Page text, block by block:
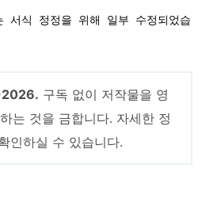
서식 정정을 위해 일부 수정되었습
2026. 구독 없이 저작물을 영
는 것을 금합니다. 자세한 정
인하실 수 있습니다.